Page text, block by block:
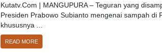
Kutatv.Com | MANGUPURA – Teguran yang
Presiden Prabowo Subianto mengenai sampah di
khususnya ...
READ MORE